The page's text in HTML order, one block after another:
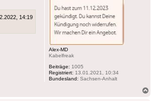
Alex-MD
Kabelfreak
Beiträge: 1005
Registriert: 13.01.2021, 10:34
Bundesland: Sachsen-Anhalt
14:19